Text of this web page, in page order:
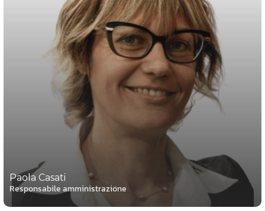
Paola Casati
Responsabile amministrazione